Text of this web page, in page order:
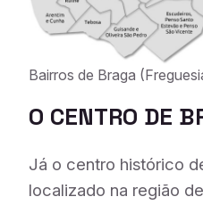
Bairros de Braga
O CENTRO DE
Já o centro histórico
localizado na região